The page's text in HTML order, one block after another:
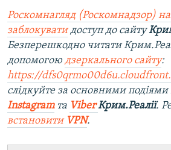
Роскомнагляд (Роскомнадзор)
заблокуватидоступ до сайту
Безперешкодно читати
допомогою дзеркального сайту:
https://
слідкуйте за основними подіями
Instagramта ViberКрим.Реалії.
встановити VPN.